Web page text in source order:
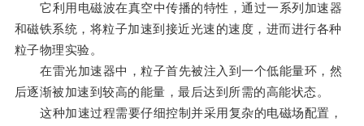
它利用电磁波在真空中传播的特性，通过一系列加速器
和磁铁系统，将粒子加速到接近光速的速度，进而进行各种
粒子物理实验。
在雷光加速器中，粒子首先被注入到一个低能量环，然
后逐渐被加速到较高的能量，最后达到所需的高能状态。
这种加速过程需要仔细控制并采用复杂的电磁场配置，